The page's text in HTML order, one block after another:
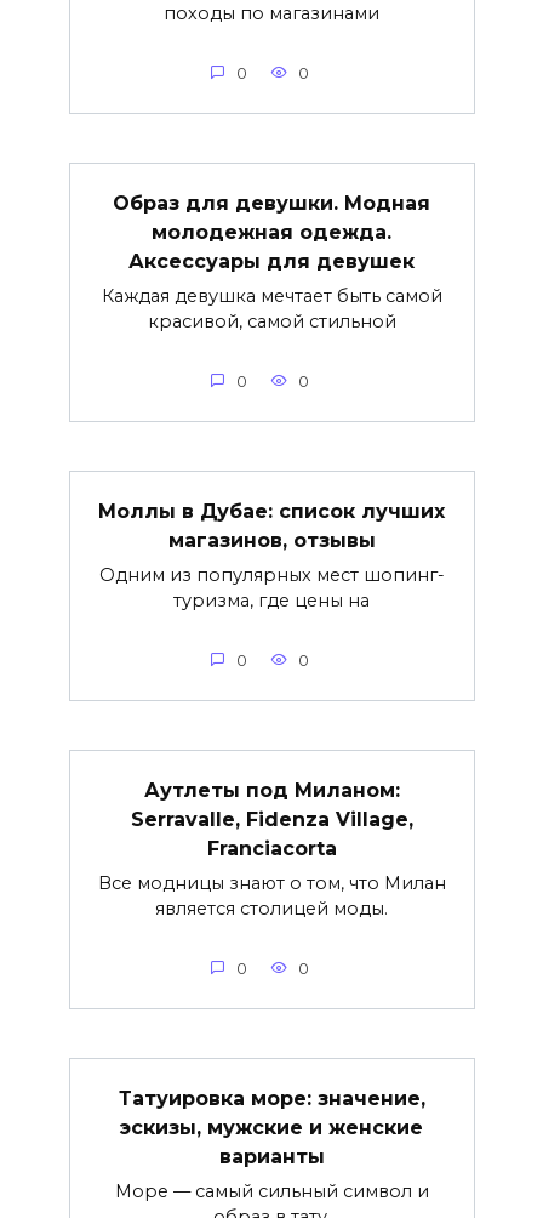
походы по магазинами
0 0
Образ для девушки. Модная
молодежная одежда.
Аксессуары для девушек
Каждая девушка мечтает быть самой
красивой, самой стильной
0 0
Моллы в Дубае: список лучших
магазинов, отзывы
Одним из популярных мест шопинг-
туризма, где цены на
0 0
Аутлеты под Миланом:
Serravalle, Fidenza Village,
Franciacorta
Все модницы знают о том, что Милан
является столицей моды.
0 0
Татуировка море: значение,
эскизы, мужские и женские
варианты
Море — самый сильный символ и